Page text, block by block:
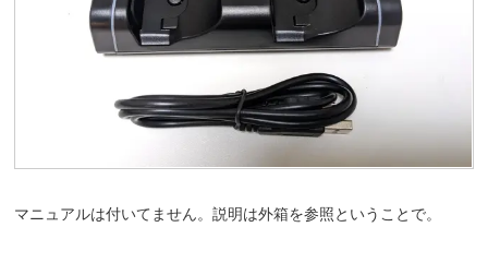
マニュアルは付いてません。説明は外箱を参照ということで。